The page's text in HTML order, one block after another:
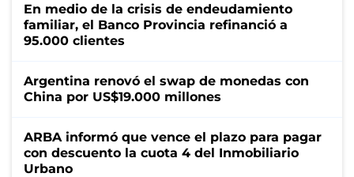
En medio de la crisis de endeudamiento
familiar, el Banco Provincia refinanció a
95.000 clientes
Argentina renovó el swap de monedas con
China por US$19.000 millones
ARBA informó que vence el plazo para pagar
con descuento la cuota 4 del Inmobiliario
Urbano